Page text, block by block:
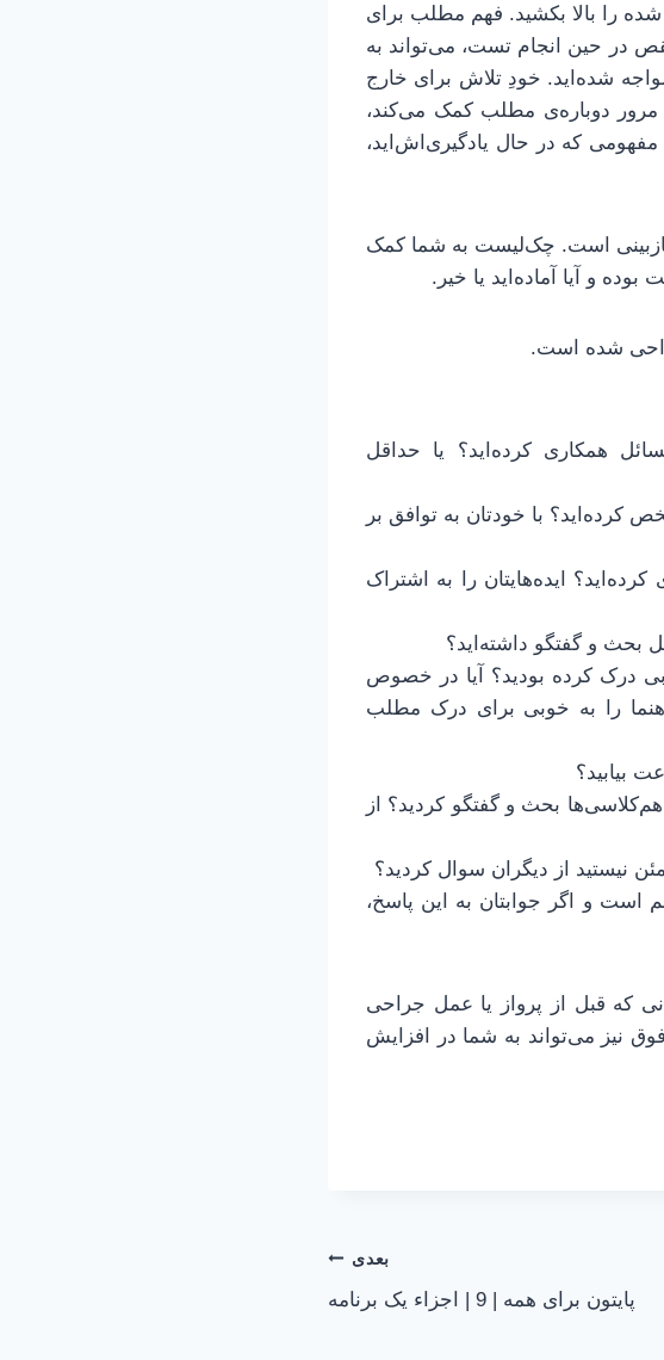
را بالا بکشید. فهم مطلب برای
در حین انجام تست، می‌تواند به
شده‌اید. خودِ تلاش برای خارج
مرور دوباره‌ی مطلب کمک می‌کند،
مفهومی که در حال یادگیری‌اش‌اید،
است. چک‌لیست به شما کمک
و آیا آماده‌اید یا خیر.
شده است.
همکاری کرده‌اید؟ یا حداقل
با خودتان به توافق بر
ایده‌هایتان را به اشتراک
درک کرده بودید؟ آیا در خصوص
را به خوبی برای درک مطلب
بحث و گفتگو کردید؟ از
است و اگر جوابتان به این پاسخ،
که قبل از پرواز یا عمل جراحی
نیز می‌تواند به شما در افزایش
بعدی
پایتون برای همه | 9 | اجزاء یک برنامه